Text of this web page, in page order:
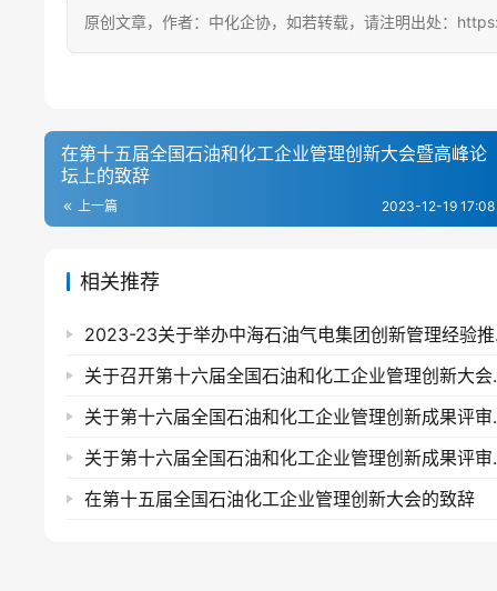
原创文章，作者：中化企协，如若转载，请注明出处：
在第十五届全国石油和化工企业管理创新大会暨高峰论
坛上的致辞
上一篇 2023-12-19 17:08
相关推荐
关于召开
关于第十
关于第十
在第十五届全国石油化工企业管理创新大会的致辞